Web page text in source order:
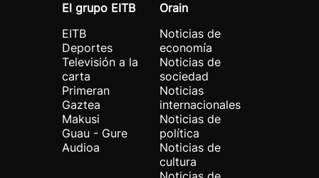
El grupo EITB
EITB
Deportes
Televisión a la
carta
Primeran
Gaztea
Makusi
Guau - Gure
Audioa
Orain
Noticias de
economía
Noticias de
sociedad
Noticias
internacionales
Noticias de
política
Noticias de
cultura